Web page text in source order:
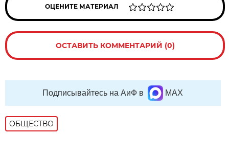
ОЦЕНИТЕ МАТЕРИАЛ
ОСТАВИТЬ КОММЕНТАРИЙ (0)
Подписывайтесь на АиФ в MAX
ОБЩЕСТВО